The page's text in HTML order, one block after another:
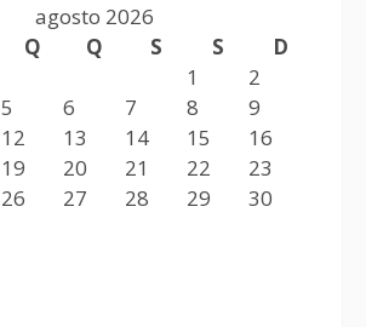
agosto 2026
Q Q S S
D
1
2
5 6 7 8
9
12 13 14 15
16
19 20 21 22
23
26 27 28 29
30